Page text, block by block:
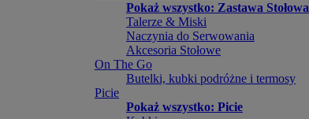
Pokaż wszystko: Zastawa Stołowa
Talerze & Miski
Naczynia do Serwowania
Akcesoria Stołowe
On The Go
Butelki, kubki podróżne i termosy
Picie
Pokaż wszystko: Picie